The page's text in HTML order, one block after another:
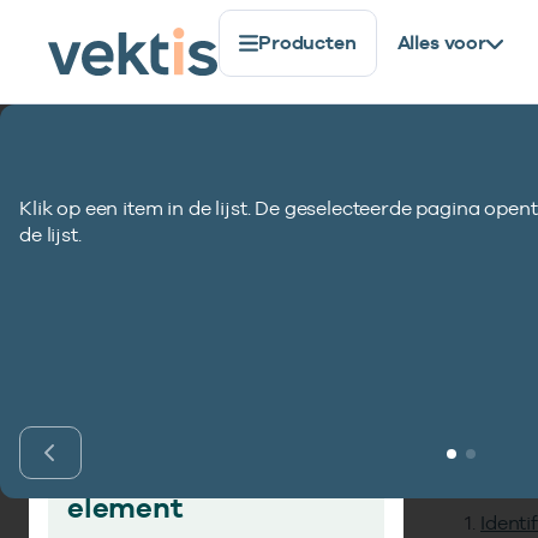
Producten Alles voor
Declaratiejaar
Vind gegevens­
element
Klik op een item in de lijst. De geselecteerde pagina
de lijst.